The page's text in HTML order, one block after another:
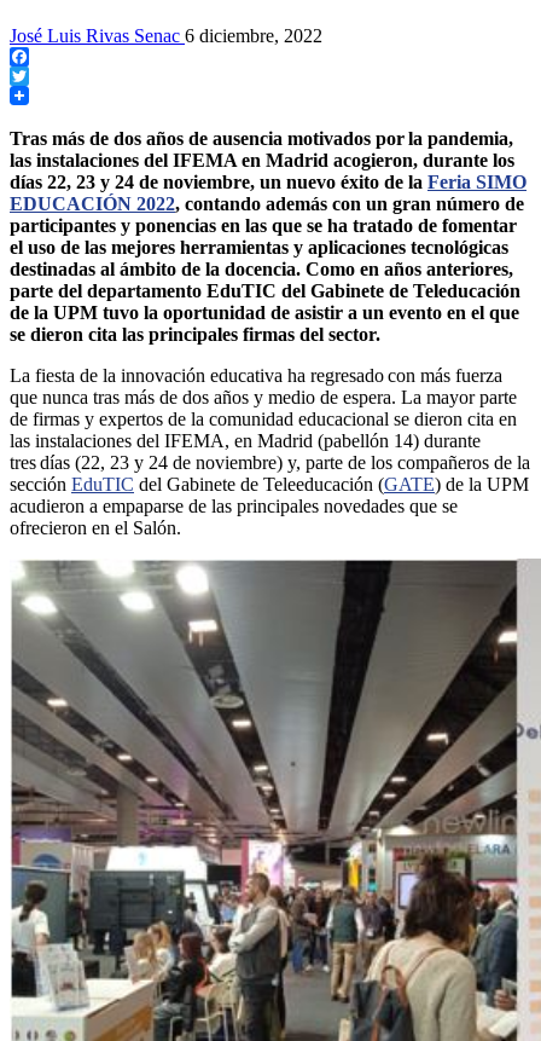
José Luis Rivas Senac 6 diciembre, 2022
Facebook
Twitter
Tras más de dos años de ausencia motivados por la pandemia,
las instalaciones del IFEMA en Madrid acogieron, durante los
días 22, 23 y 24 de noviembre, un nuevo éxito de la Feria SIMO
EDUCACIÓN 2022, contando además con un gran número de
participantes y ponencias en las que se ha tratado de fomentar
el uso de las mejores herramientas y aplicaciones tecnológicas
destinadas al ámbito de la docencia. Como en años anteriores,
parte del departamento EduTIC del Gabinete de Teleducación
de la UPM tuvo la oportunidad de asistir a un evento en el que
se dieron cita las principales firmas del sector.
La fiesta de la innovación educativa ha regresado con más fuerza
que nunca tras más de dos años y medio de espera. La mayor parte
de firmas y expertos de la comunidad educacional se dieron cita en
las instalaciones del IFEMA, en Madrid (pabellón 14) durante
tres días (22, 23 y 24 de noviembre) y, parte de los compañeros de la
sección EduTIC del Gabinete de Teleeducación (GATE) de la UPM
acudieron a empaparse de las principales novedades que se
ofrecieron en el Salón.